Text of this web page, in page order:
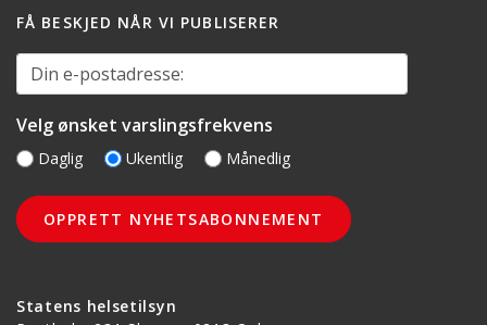
Statens helsetilsyn
FÅ BESKJED NÅR VI PUBLISERER
Din e-postadresse:
Velg ønsket varslingsfrekvens
Daglig Ukentlig Månedlig